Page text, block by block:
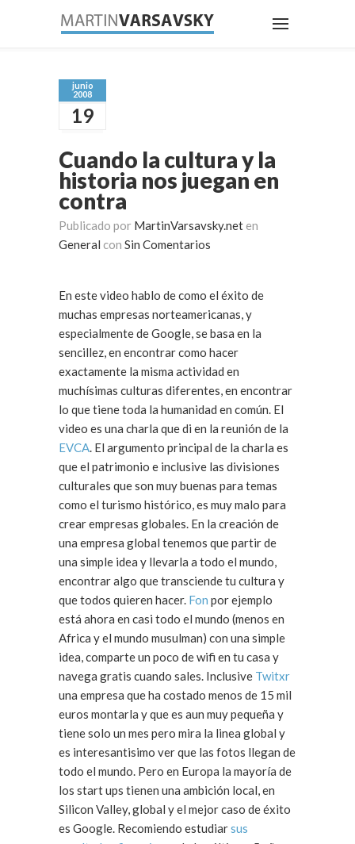
junio
2008
19
Cuando la cultura y la
historia nos juegan en
contra
Publicado por MartinVarsavsky.net en
General con Sin Comentarios
En este video hablo de como el éxito de
muchas empresas norteamericanas, y
especialmente de Google, se basa en la
sencillez, en encontrar como hacer
exactamente la misma actividad en
muchísimas culturas diferentes, en encontrar
lo que tiene toda la humanidad en común. El
video es una charla que di en la reunión de la
EVCA. El argumento principal de la charla es
que el patrimonio e inclusive las divisiones
culturales que son muy buenas para temas
como el turismo histórico, es muy malo para
crear empresas globales. En la creación de
una empresa global tenemos que partir de
una simple idea y llevarla a todo el mundo,
encontrar algo que transciende tu cultura y
que todos quieren hacer. Fon por ejemplo
está ahora en casi todo el mundo (menos en
Africa y el mundo musulman) con una simple
idea, comparte un poco de wifi en tu casa y
navega gratis cuando sales. Inclusive Twitxr
una empresa que ha costado menos de 15 mil
euros montarla y que es aun muy pequeña y
tiene solo un mes pero mira la linea global y
es interesantisimo ver que las fotos llegan de
todo el mundo. Pero en Europa la mayoría de
los start ups tienen una ambición local, en
Silicon Valley, global y el mejor caso de éxito
es Google. Recomiendo estudiarsus